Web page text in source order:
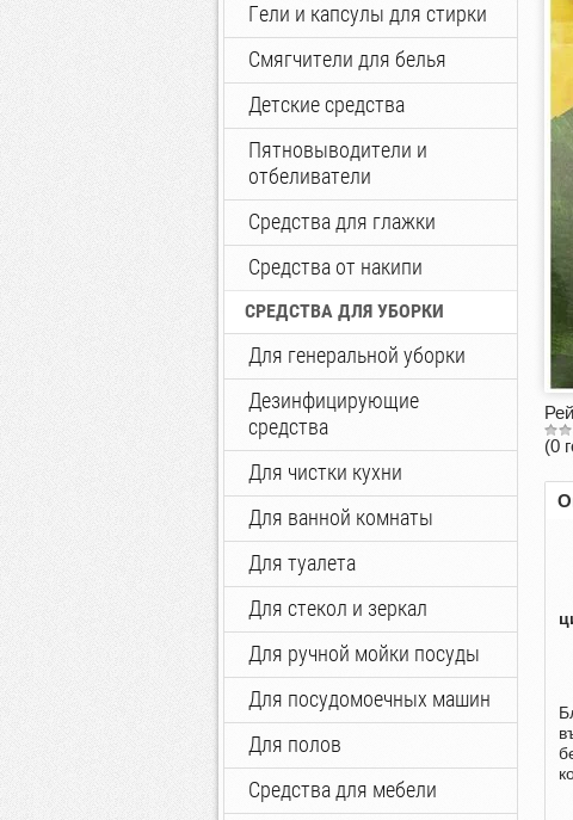
Гели и капсулы для стирки
Смягчители для белья
Детские средства
Пятновыводители и
отбеливатели
Средства для глажки
Средства от накипи
СРЕДСТВА ДЛЯ УБОРКИ
Для генеральной уборки
Дезинфицирующие
средства
Для чистки кухни
Для ванной комнаты
Для туалета
Для стекол и зеркал
Для ручной мойки посуды
Для посудомоечных машин
Для полов
Средства для мебели
(0